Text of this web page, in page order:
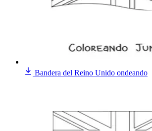
Bandera del Reino Unido ondeando